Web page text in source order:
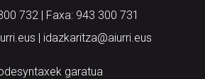
732 | Faxa: 943 300 731
| idazkaritza@aiurri.eus
garatua